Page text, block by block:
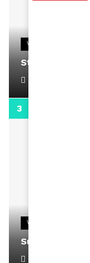
VIDEOS
Stacy passe un
VIDEOS
Support Black